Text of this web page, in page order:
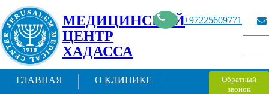
МЕДИЦИНСКИЙ
ЦЕНТР
ХАДАССА
+97225609771
ГЛАВНАЯ О КЛИНИКЕ
Обратный
звонок